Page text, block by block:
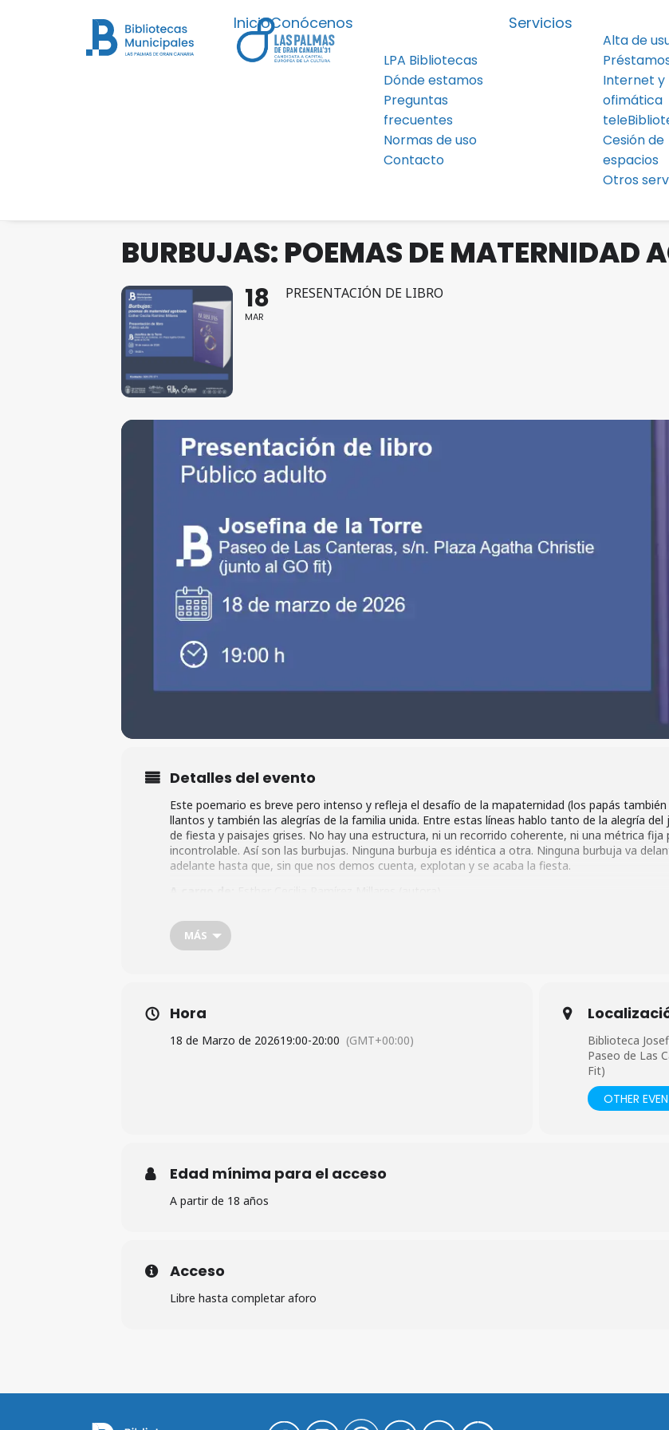
InicioConócenos
LPA Bibliotecas
Dónde estamos
Preguntas
frecuentes
Normas de uso
Contacto
Servicios
Alta de
Internet y
ofimática
Cesión de
espacios
Otros
BURBUJAS: POEMAS DE MATERNIDAD
18
MAR
PRESENTACIÓN DE LIBRO
Detalles del evento
Este poemario es breve pero intenso y refleja el desafío de la mapaternidad (los papás
llantos y también las alegrías de la familia unida. Entre estas líneas hablo tanto de la alegría
de fiesta y paisajes grises. No hay una estructura, ni un recorrido coherente, ni una métrica fija
incontrolable. Así son las burbujas. Ninguna burbuja es idéntica a otra. Ninguna burbuja va
adelante hasta que, sin que nos demos cuenta, explotan y se acaba la fiesta.
MÁS
Hora
18 de Marzo de 202619:00-20:00 (GMT+00:00)
Biblioteca
Paseo de Las
Fit)
OTHER
Edad mínima para el acceso
A partir de 18 años
Acceso
Libre hasta completar aforo